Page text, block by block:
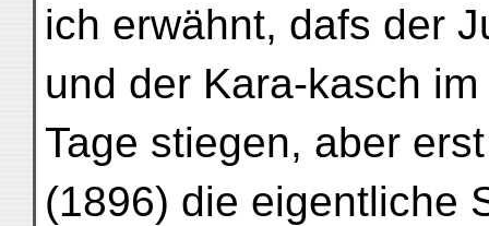
ich erwähnt, dafs der
und der Kara-kasch
Tage stiegen, aber
(1896) die eigentliche